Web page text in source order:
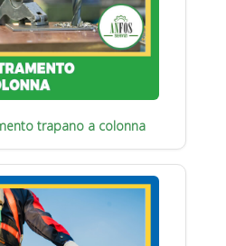
trapano a colonna